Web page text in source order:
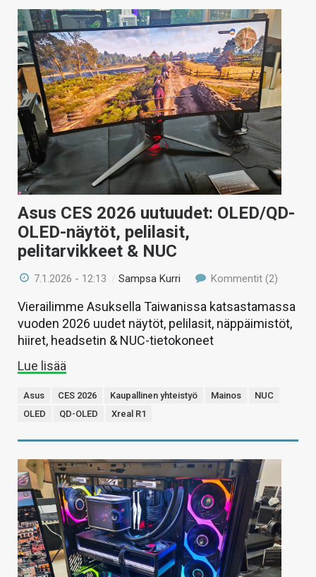
Asus CES 2026 uutuudet: OLED/QD-
OLED-näytöt, pelilasit,
pelitarvikkeet & NUC
7.1.2026 - 12:13 /Sampsa Kurri Kommentit (2)
Vierailimme Asuksella Taiwanissa katsastamassa
vuoden 2026 uudet näytöt, pelilasit, näppäimistöt,
hiiret, headsetin & NUC-tietokoneet
Lue lisää
Asus CES 2026 Kaupallinen yhteistyö Mainos
NUC
OLED
QD-OLED Xreal R1